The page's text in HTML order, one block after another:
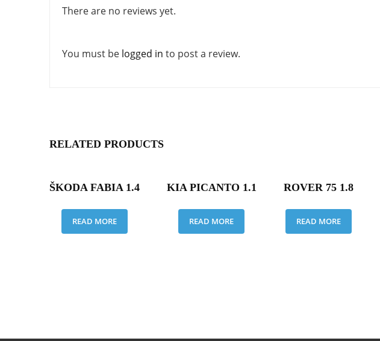
There are no reviews yet.
You must be logged in to post a review.
RELATED PRODUCTS
ŠKODA FABIA 1.4
READ MORE
KIA PICANTO 1.1
READ MORE
ROVER 75 1.8
READ MORE